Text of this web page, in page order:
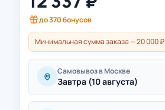
до370бонусов
Минимальная сумма заказа — 20 000 ₽
Самовывоз в Москве
Завтра (10 августа)